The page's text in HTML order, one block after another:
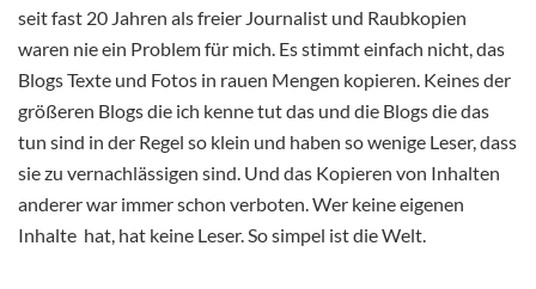
seit fast 20 Jahren als freier Journalist und Raubkopien
waren nie ein Problem für mich. Es stimmt einfach nicht, das
Blogs Texte und Fotos in rauen Mengen kopieren. Keines der
größeren Blogs die ich kenne tut das und die Blogs die das
tun sind in der Regel so klein und haben so wenige Leser, dass
sie zu vernachlässigen sind. Und das Kopieren von Inhalten
anderer war immer schon verboten. Wer keine eigenen
Inhalte hat, hat keine Leser. So simpel ist die Welt.